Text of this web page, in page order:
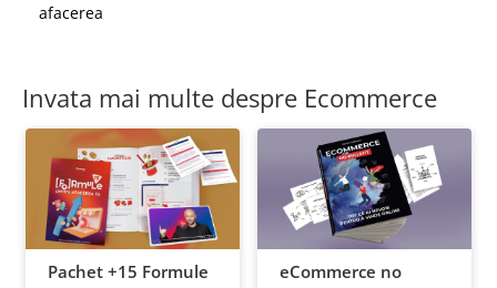
afacerea
Invata mai multe despre Ecommerce
Pachet +15 Formule
eCommerce no